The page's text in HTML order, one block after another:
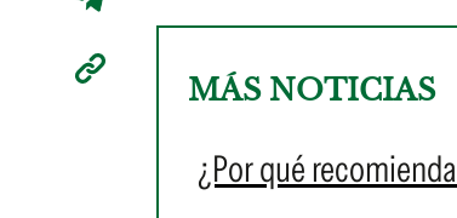
MÁS NOTICIAS
¿Por qué